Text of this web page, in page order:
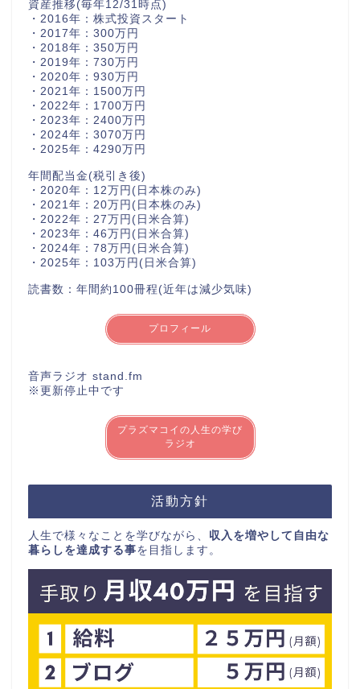
資産推移(毎年12/31時点)
・2016年：株式投資スタート
・2017年：300万円
・2018年：350万円
・2019年：730万円
・2020年：930万円
・2021年：1500万円
・2022年：1700万円
・2023年：2400万円
・2024年：3070万円
・2025年：4290万円
年間配当金(税引き後)
・2020年：12万円(日本株のみ)
・2021年：20万円(日本株のみ)
・2022年：27万円(日米合算)
・2023年：46万円(日米合算)
・2024年：78万円(日米合算)
・2025年：103万円(日米合算)
読書数：年間約100冊程(近年は減少気味)
プロフィール
音声ラジオ stand.fm
※更新停止中です
プラズマコイの人生の学び
ラジオ
活動方針
人生で様々なことを学びながら、 収入を増やして自由な
暮らしを達成する事を目指します。